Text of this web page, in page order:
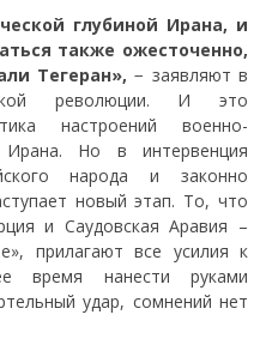
глубиной Ирана, и
также ожесточенно,
Тегеран», − заявляют в
революции. И это
настроений военно-
Ирана. Но в интервенция
народа и законно
новый этап. То, что
и Саудовская Аравия –
прилагают все усилия к
время нанести руками
удар, сомнений нет